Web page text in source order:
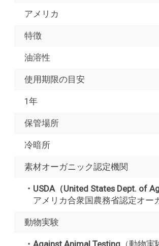
アメリカ
特徴
油溶性
使用期限の目安
1年
保管場所
冷暗所
素材オーガニック認定機関
・USDA（United States Dept. of
アメリカ合衆国農務省認定オー
動物実験
・Against Animal Testing （動物